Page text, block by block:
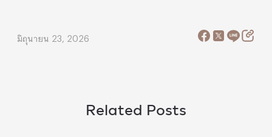
มิถุนายน 23, 2026
Related Posts